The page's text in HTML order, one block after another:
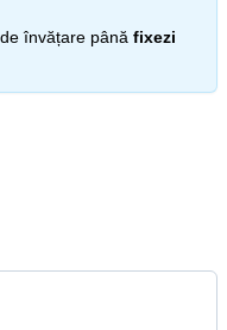
învățare până fixezi